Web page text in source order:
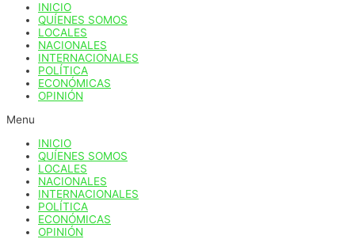
INICIO
QUÍENES SOMOS
LOCALES
NACIONALES
INTERNACIONALES
POLÍTICA
ECONÓMICAS
OPINIÓN
Menu
INICIO
QUÍENES SOMOS
LOCALES
NACIONALES
INTERNACIONALES
POLÍTICA
ECONÓMICAS
OPINIÓN